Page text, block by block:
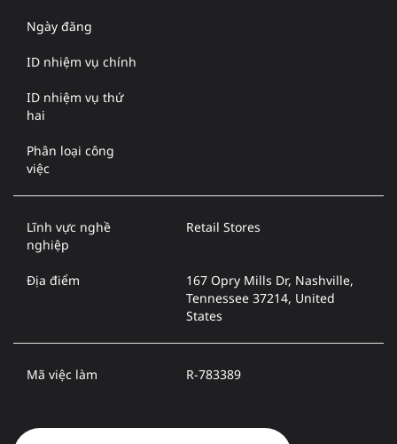
Ngày đăng
ID nhiệm vụ chính
ID nhiệm vụ thứ
hai
Phân loại công
việc
Lĩnh vực nghề
nghiệp
Retail Stores
Địa điểm
167 Opry Mills Dr, Nashville,
Tennessee 37214, United
States
Mã việc làm R-783389